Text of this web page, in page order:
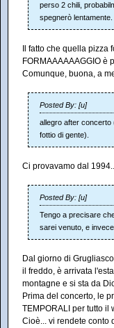
perso 2 chili,
spegnerò lentamente.
Il fatto che quella
FORMAAAAAAGGIO è
Comunque, buona, a
Posted By: [u]
allegro after concerto
fottio di gente).
Ci provavamo dal
Posted By: [u]
Tengo a precisare
sarei venuto, e
Dal giorno di
il freddo, è arrivata
montagne e si sta da
Prima del concerto, le
TEMPORALI per tutto il
Cioè... vi rendete conto